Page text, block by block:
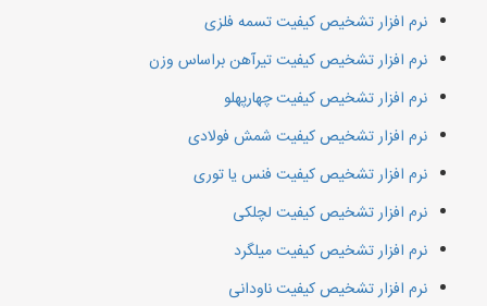
نرم افزار تشخیص کیفیت تسمه فلزی
نرم افزار تشخیص کیفیت تیرآهن براساس وزن
نرم افزار تشخیص کیفیت چهارپهلو
نرم افزار تشخیص کیفیت شمش فولادی
نرم افزار تشخیص کیفیت فنس یا توری
نرم افزار تشخیص کیفیت لچلکی
نرم افزار تشخیص کیفیت میلگرد
نرم افزار تشخیص کیفیت ناودانی